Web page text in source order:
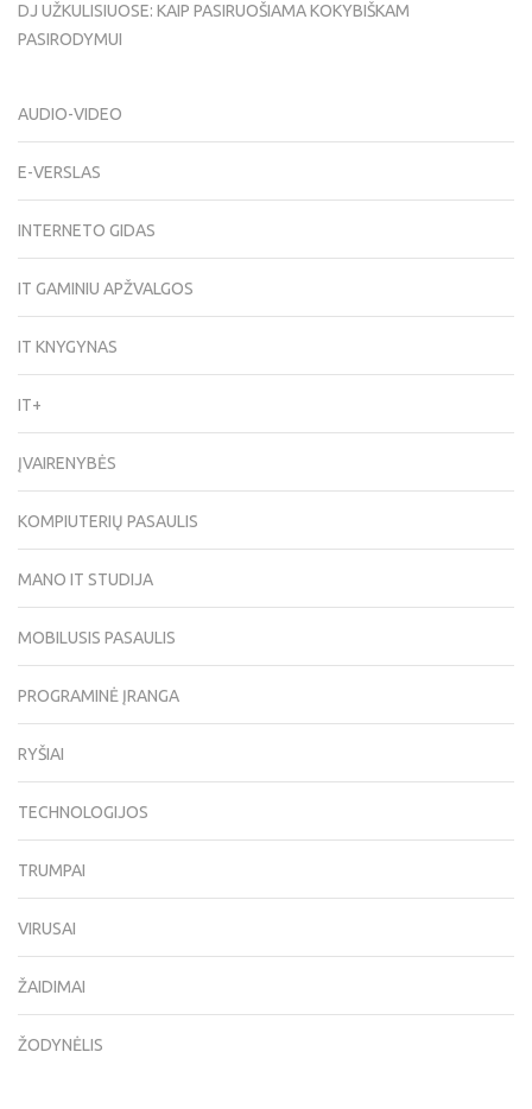
DJ UŽKULISIUOSE: KAIP PASIRUOŠIAMA KOKYBIŠKAM
PASIRODYMUI
AUDIO-VIDEO
E-VERSLAS
INTERNETO GIDAS
IT GAMINIU APŽVALGOS
IT KNYGYNAS
IT+
ĮVAIRENYBĖS
KOMPIUTERIŲ PASAULIS
MANO IT STUDIJA
MOBILUSIS PASAULIS
PROGRAMINĖ ĮRANGA
RYŠIAI
TECHNOLOGIJOS
TRUMPAI
VIRUSAI
ŽAIDIMAI
ŽODYNĖLIS